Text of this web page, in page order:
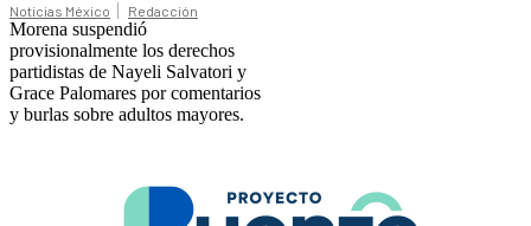
Noticias México Redacción
Morena suspendió
provisionalmente los derechos
partidistas de Nayeli Salvatori y
Grace Palomares por comentarios
y burlas sobre adultos mayores.